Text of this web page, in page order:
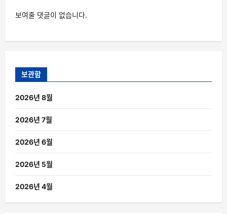
보여줄 댓글이 없습니다.
보관함
2026년 8월
2026년 7월
2026년 6월
2026년 5월
2026년 4월